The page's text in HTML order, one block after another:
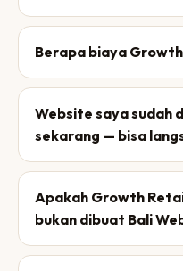
Berapa biaya
Website saya sudah
sekarang — bisa
Apakah Growth
bukan dibuat Bali